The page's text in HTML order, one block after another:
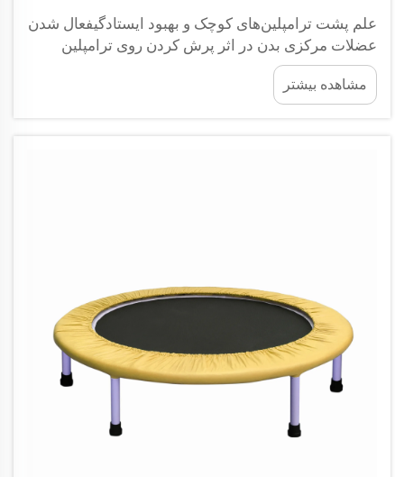
علم پشت ترامپلین‌های کوچک و بهبود ایستادگیفعال شدن
عضلات مرکزی بدن در اثر پرش کردن روی ترامپلین
کوچک، به خوبی عضلات مرکزی بدن را درگیر می‌کند و به
افراد کمک می‌کند تا در حالت کلی راست‌تنه‌تر بایستند.
وقتی کسی روی یکی از این ترامپلین‌های کوچک می‌پرد،
مشاهده بیشتر